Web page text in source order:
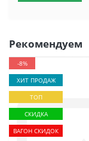
Рекомендуем
-8%
ХИТ ПРОДАЖ
ТОП
СКИДКА
ВАГОН СКИДОК